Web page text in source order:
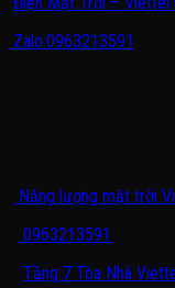
Zalo:0963213591
Năng lượng mặt trời
0963213591
Tầng 7 Tòa Nhà